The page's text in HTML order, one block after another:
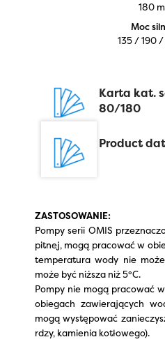
180
Moc
135 / 190
Karta kat.
80/180
Product
ZASTOSOWANIE:
Pompy serii OMIS
pitnej, mogą pracować w
temperatura wody nie
może być niższa niż 5°C.
Pompy nie mogą pracować
obiegach zawierających
mogą występować
rdzy, kamienia kotłowego).